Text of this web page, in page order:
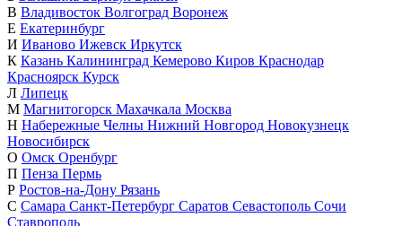
В Владивосток Волгоград Воронеж
Е Екатеринбург
И Иваново Ижевск Иркутск
К Казань Калининград Кемерово Киров Краснодар
Красноярск Курск
Л Липецк
М Магнитогорск Махачкала Москва
Н Набережные Челны Нижний Новгород Новокузнецк
Новосибирск
О Омск Оренбург
П Пенза Пермь
Р Ростов-на-Дону Рязань
С Самара Санкт-Петербург Саратов Севастополь Сочи
Ставрополь